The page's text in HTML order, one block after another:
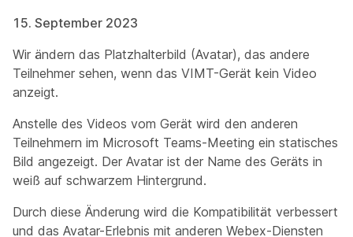
15. September 2023
Wir ändern das Platzhalterbild (Avatar), das andere
Teilnehmer sehen, wenn das VIMT-Gerät kein Video
anzeigt.
Anstelle des Videos vom Gerät wird den anderen
Teilnehmern im Microsoft Teams-Meeting ein statisches
Bild angezeigt. Der Avatar ist der Name des Geräts in
weiß auf schwarzem Hintergrund.
Durch diese Änderung wird die Kompatibilität verbessert
und das Avatar-Erlebnis mit anderen Webex-Diensten